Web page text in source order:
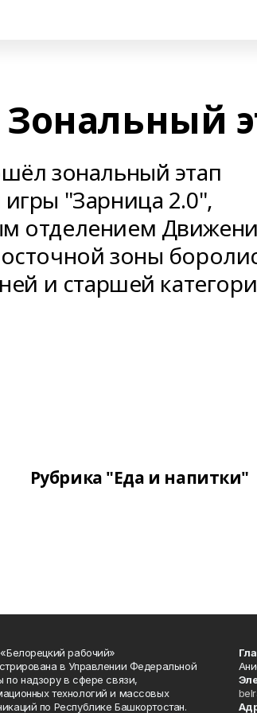
зональный этап
"Зарница 2.0",
отделением
зоны
и старшей
Рубрика "Еда и напитки"
рабочий»
в Управлении Федеральной
по надзору в сфере связи,
технологий и массовых
по Республике Башкортостан.